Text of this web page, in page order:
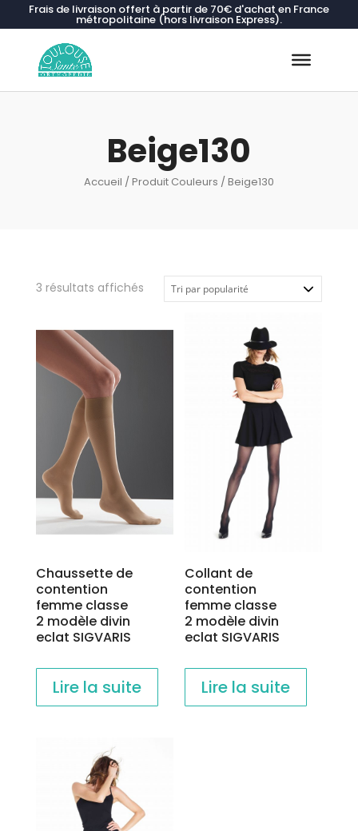
Frais de livraison offert à partir de 70€ d'achat en France
métropolitaine (hors livraison Express).
Beige130
Accueil / Produit Couleurs / Beige130
3 résultats affichésTrié
Chaussette de
contention
femme classe
2 modèle divin
eclat SIGVARIS
Lire la suite
Collant de
contention
femme classe
2 modèle divin
eclat SIGVARIS
Lire la suite